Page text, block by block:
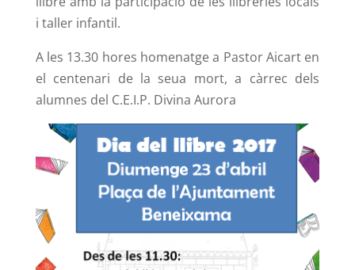
i taller infantil.
A les 13.30 hores homenatge a Pastor Aicart en
el centenari de la seua mort, a càrrec dels
alumnes del C.E.I.P. Divina Aurora